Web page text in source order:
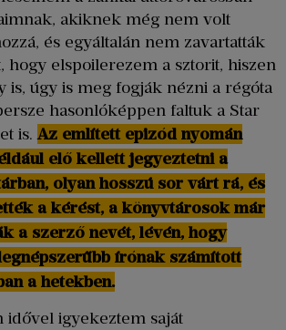
akiknek még nem volt
és egyáltalán nem zavartatták
hogy elspoilerezem a sztorit, hiszen
is, úgy is meg fogják nézni a régóta
hasonlóképpen faltuk a Star
is.Az említett epizód nyomán
elő kellett jegyeztetni a
olyan hosszú sor várt rá, és
a kérést, a könyvtárosok már
a szerző nevét, lévén, hogy
írónak számított
a hetekben.
idővel igyekeztem saját